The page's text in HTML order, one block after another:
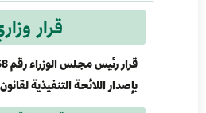
قرار
بإصدار اللائحة التنفيذية
الصادر بالقانون رقم 164 لسنة 2024